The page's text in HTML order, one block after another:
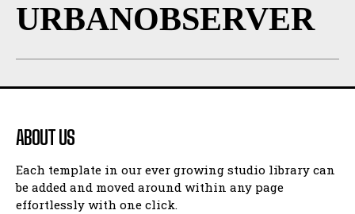
URBANOBSERVER
ABOUT US
Each template in our ever growing studio library can
be added and moved around within any page
effortlessly with one click.